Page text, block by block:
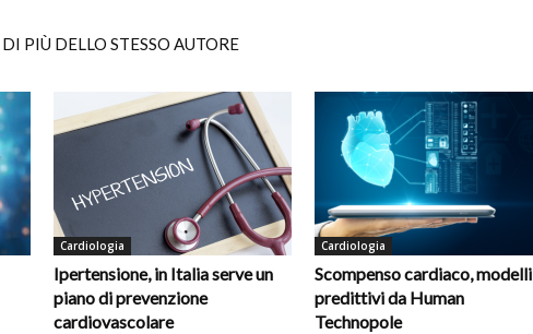
DI PIÙ DELLO STESSO AUTORE
Cardiologia
Ipertensione, in Italia serve un
piano di prevenzione
cardiovascolare
Cardiologia
Scompenso cardiaco, modelli
predittivi da Human
Technopole